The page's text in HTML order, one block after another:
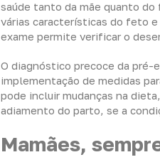
saúde tanto da mãe quanto
várias características do feto
exame permite verificar o
O diagnóstico precoce da
implementação de medidas
pode incluir mudanças na
adiamento do parto, se a
Mamães,